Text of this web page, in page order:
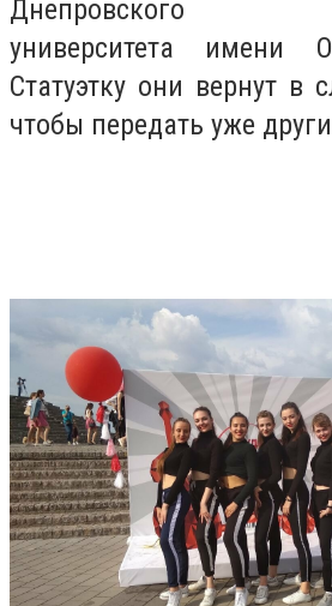
Днепровского
университета имени
Статуэтку они вернут в
чтобы передать уже